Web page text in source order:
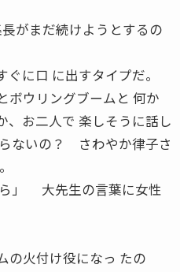
まだ続けようとするの
に口 に出すタイプだ。
ボウリングブームと 何か
お二人で 楽しそうに話し
ないの？ さわやか律子さ
」 大先生の言葉に女性
の火付け役になっ たの